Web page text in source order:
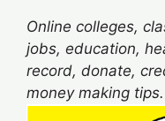
Online colleges,
jobs, education,
record, donate,
money making tips.